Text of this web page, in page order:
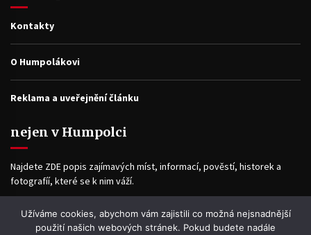
Kontakty
O Humpolákovi
Reklama a uveřejnění článku
nejen v Humpolci
Najdete ZDE popis zajímavých míst, informací, pověstí, historek a
fotografíí, které se k nim váží.
Facebook
Užíváme cookies, abychom vám zajistili co možná nejsnadnější
použití našich webových stránek. Pokud budete nadále